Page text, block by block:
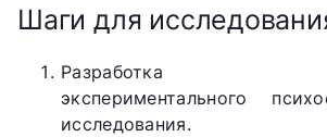
Шаги для
Разработка
экспериментального
исследования.